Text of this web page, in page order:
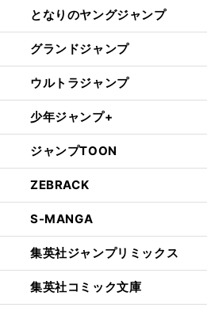
となりのヤングジャンプ
グランドジャンプ
ウルトラジャンプ
少年ジャンプ+
ジャンプTOON
ZEBRACK
S-MANGA
集英社ジャンプリミックス
集英社コミック文庫